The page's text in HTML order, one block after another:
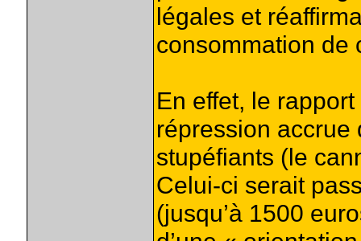
légales et
consommation de
En effet, le
répression accrue
stupéfiants (le
Celui-ci serait
(jusqu’à 1500